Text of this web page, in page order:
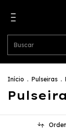
Início . Pulseiras .